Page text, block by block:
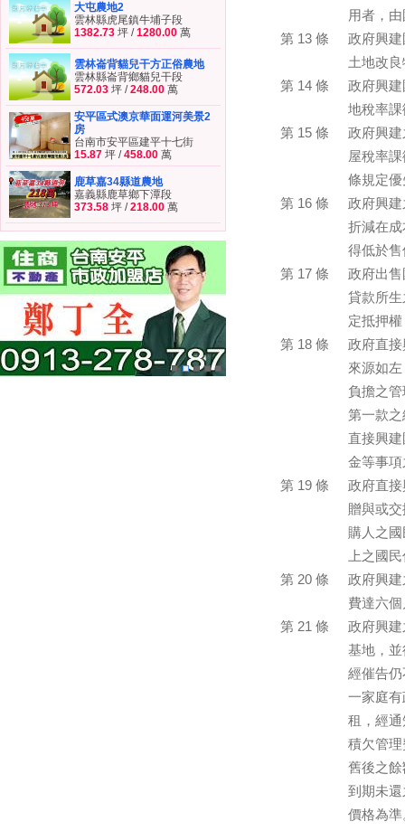
大屯農地2
雲林縣虎尾鎮牛埔子段
1382.73 坪 /1280.00 萬
雲林崙背貓兒干方正俗農地
雲林縣崙背鄉貓兒干段
572.03 坪 /248.00 萬
安平區式澳京華面運河美景2
房
台南市安平區建平十七街
15.87 坪 /458.00 萬
鹿草嘉34縣道農地
嘉義縣鹿草鄉下潭段
373.58 坪 /218.00 萬
用者，
第 13 條
政府興
土地改
第 14 條
政府興
地稅率課
第 15 條
政府興
屋稅率
條規定
第 16 條
政府興
折減在
得低於
第 17 條
政府出
貸款所
定抵押
第 18 條
政府直
來源如
負擔之
第一款
直接興
金等事
第 19 條
政府直
贈與或
購人之
上之國
第 20 條
政府興
費達六
第 21 條
政府興
基地，
經催告
一家庭
租，經
積欠管
舊後之
到期未
價格為